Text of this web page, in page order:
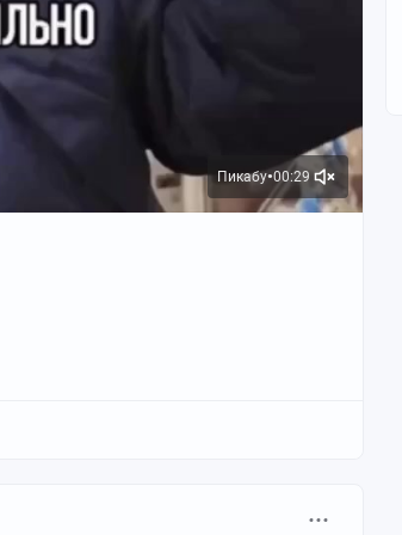
Пикабу●00:29